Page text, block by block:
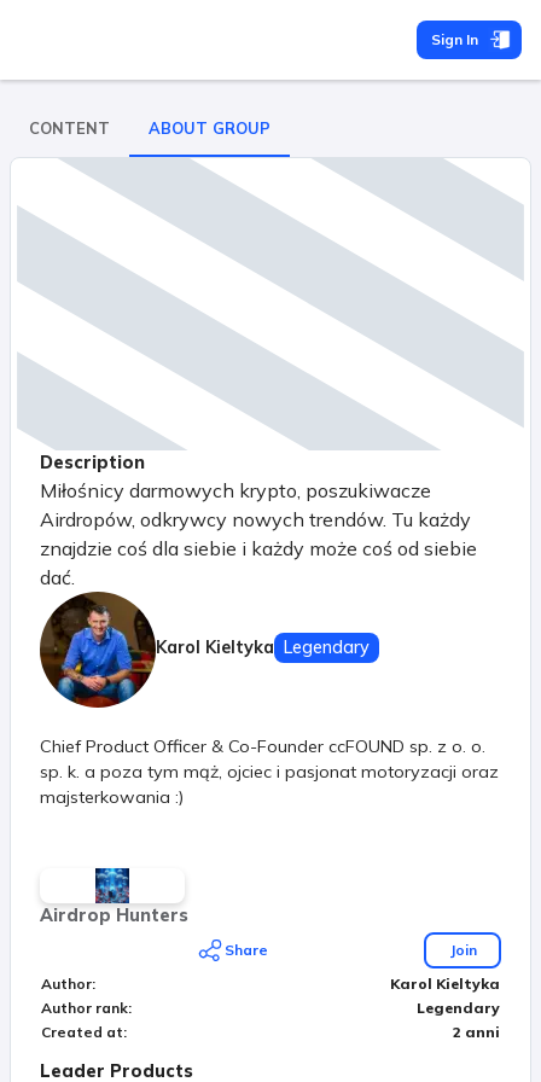
Sign In
CONTENT ABOUT GROUP
Description
Miłośnicy darmowych krypto, poszukiwacze
Airdropów, odkrywcy nowych trendów. Tu każdy
znajdzie coś dla siebie i każdy może coś od siebie
dać.
Karol Kieltyka Legendary
Chief Product Officer & Co-Founder ccFOUND sp. z o. o.
sp. k. a poza tym mąż, ojciec i pasjonat motoryzacji oraz
majsterkowania :)
Airdrop Hunters
Share
Join
Author:
Karol Kieltyka
Author rank:
Legendary
Created at: 2 anni
Leader Products